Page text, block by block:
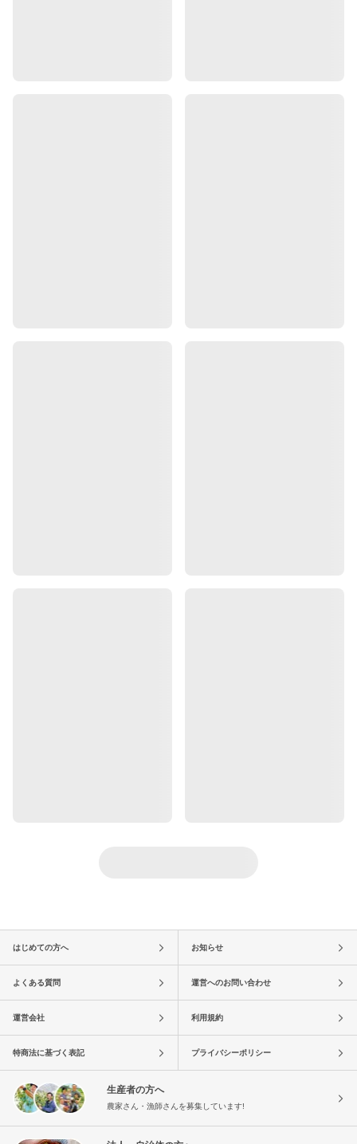
はじめての方へ お知らせ
よくある質問 運営へのお問い合わせ
運営会社 利用規約
特商法に基づく表記 プライバシーポリシー
生産者の方へ
農家さん・漁師さんを募集しています!